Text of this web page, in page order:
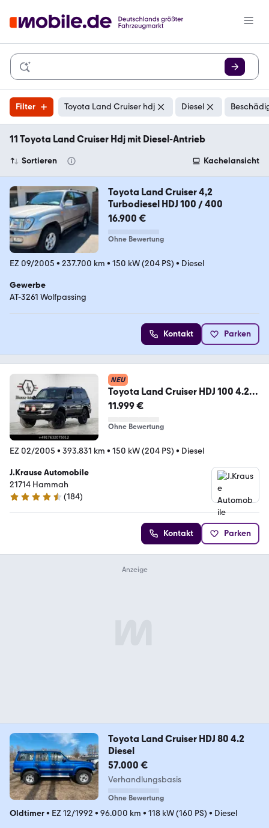
Filter Toyota Land Cruiser hdj Diesel
11 Toyota Land Cruiser Hdj mit Diesel-Antrieb
Sortieren Kachelansicht
Toyota Land Cruiser 4,2
Turbodiesel HDJ 100 / 400
16.900 €
Ohne Bewertung
EZ 09/2005 • 237.700 km • 150 kW (204 PS) • Diesel
Gewerbe
AT-3261 Wolfpassing
Kontakt Parken
NEU
Toyota Land Cruiser HDJ 100 4.2
TD Aut. Leder Facelift
11.999 €
Ohne Bewertung
EZ 02/2005 • 393.831 km • 150 kW (204 PS) • Diesel
J.Krause Automobile
21714 Hammah
4.7 Sterne
(184)
Kontakt Parken
Toyota Land Cruiser HDJ 80 4.2
Diesel
57.000 €
Verhandlungsbasis
Ohne Bewertung
Oldtimer• EZ 12/1992 • 96.000 km • 118 kW (160 PS) • Diesel